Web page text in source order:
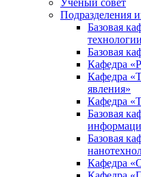
Ученый совет
Подразделения
Базовая
Базовая
Кафедра
Кафедра
явления»
Кафедра
Базовая
Базовая
Кафедра